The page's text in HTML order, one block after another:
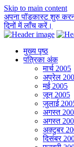
Skip to main content
अपना पॉडकास्ट शुरु
दिनों में लाँच करें।
मुख्य पृष्ठ
पत्रिका अंक
मार्च 2005
अप्रेल
मई 2005
जून 2005
जुलाई
अगस्त
अगस्त
अक्टुबर
दिसंबर